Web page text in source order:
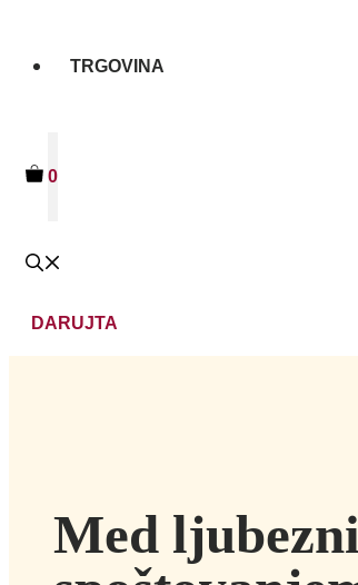
TRGOVINA
0
DARUJTA
Med